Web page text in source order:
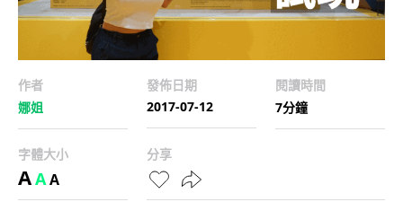
作者
娜姐
發佈日期
2017-07-12
閱讀時間
7分鐘
字體大小
AAA
分享